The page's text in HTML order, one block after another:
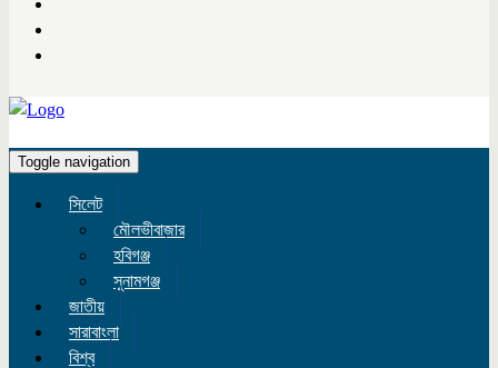
Toggle navigation
সিলেট
মৌলভীবাজার
হবিগঞ্জ
সুনামগঞ্জ
জাতীয়
সারাবাংলা
বিশ্ব